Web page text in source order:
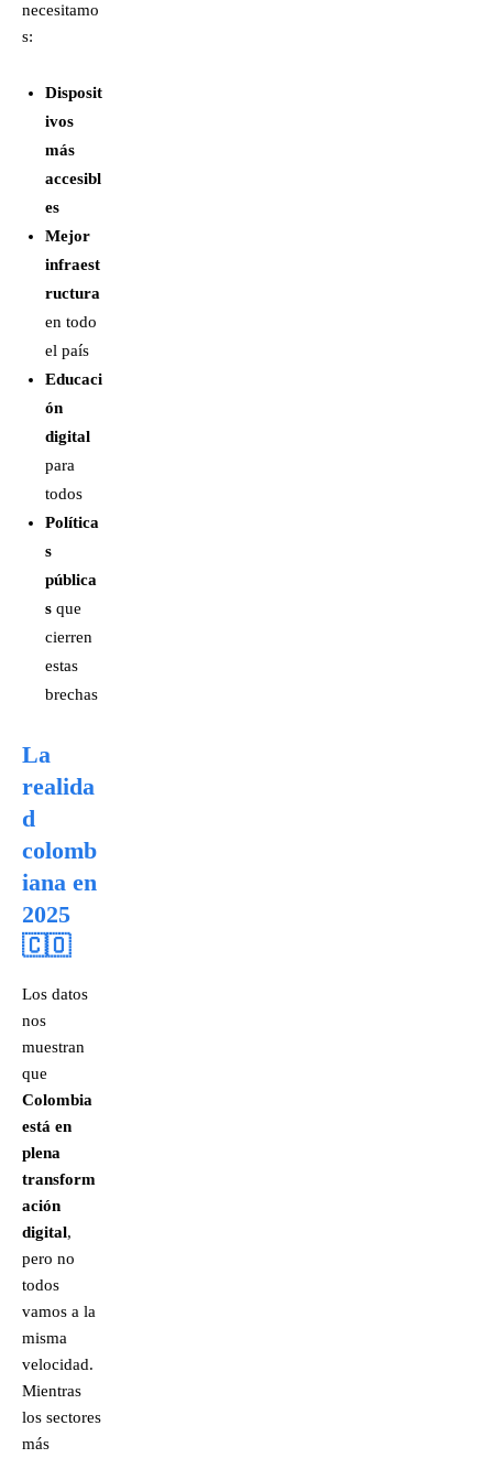
necesitamo
s:
Disposit
ivos
más
accesibl
es
Mejor
infraest
ructura
en todo
el país
Educaci
ón
digital
para
todos
Política
s
pública
s que
cierren
estas
brechas
La
realida
d
colomb
iana en
2025
🇨🇴
Los datos
nos
muestran
que
Colombia
está en
plena
transform
ación
digital,
pero no
todos
vamos a la
misma
velocidad.
Mientras
los sectores
más